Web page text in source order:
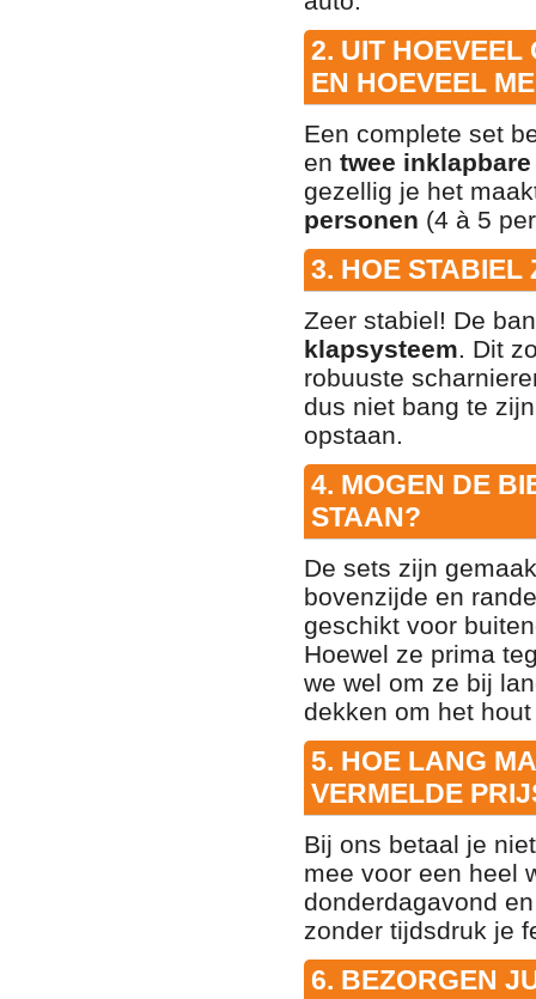
2. UIT HOEVEEL
EN HOEVEEL
Een complete set
en twee
gezellig je het
personen (4 à 5
3. HOE STABIEL
Zeer stabiel! De
klapsysteem. Dit
robuuste
dus niet bang te
opstaan.
4. MOGEN DE
STAAN?
De sets zijn
bovenzijde en
geschikt voor
Hoewel ze prima
we wel om ze bij
dekken om het
5. HOE LANG
VERMELDE
Bij ons betaal je
mee voor een heel
donderdagavond
zonder tijdsdruk je
6. BEZORGEN